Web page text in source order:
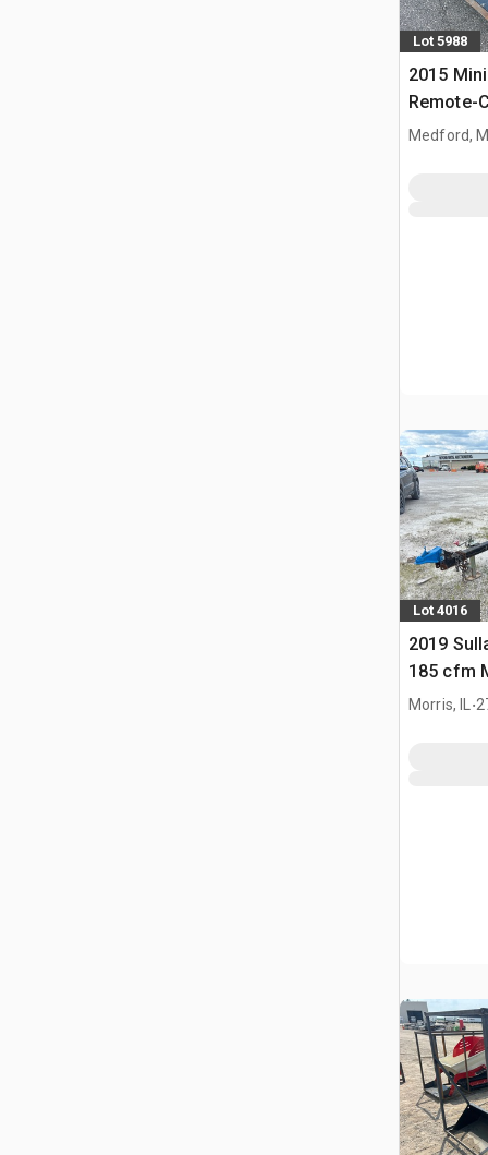
Lot 5988
2015
Remote-
Compact
Medford,
Lot 4016
2019
185 cfm
powietrza
Morris, IL .